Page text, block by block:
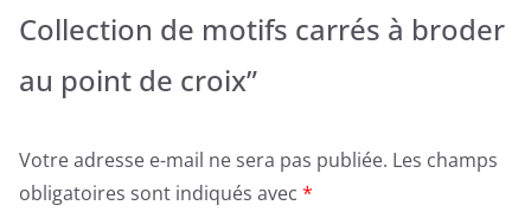
Collection de motifs carrés à broder
au point de croix”
Votre adresse e-mail ne sera pas publiée. Les champs
obligatoires sont indiqués avec *